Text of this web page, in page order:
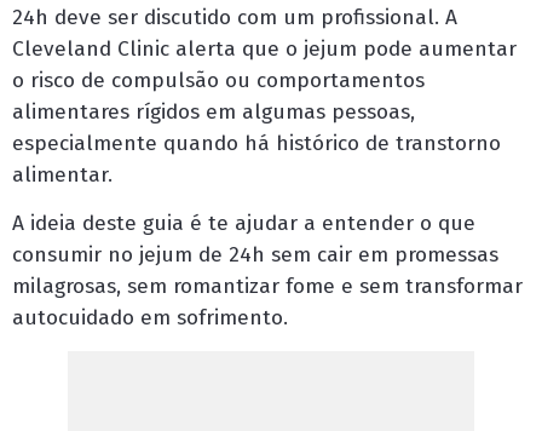
24h deve ser discutido com um profissional. A
Cleveland Clinic alerta que o jejum pode aumentar
o risco de compulsão ou comportamentos
alimentares rígidos em algumas pessoas,
especialmente quando há histórico de transtorno
alimentar.
A ideia deste guia é te ajudar a entender o que
consumir no jejum de 24h sem cair em promessas
milagrosas, sem romantizar fome e sem transformar
autocuidado em sofrimento.